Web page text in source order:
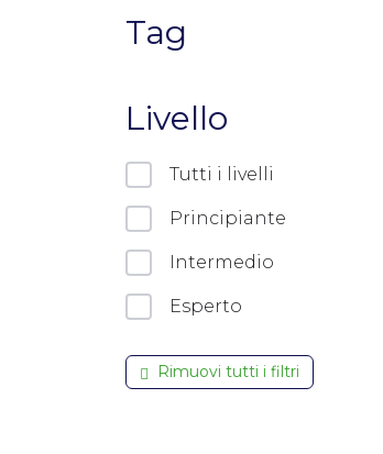
Tag
Livello
Tutti i livelli
Principiante
Intermedio
Esperto
Rimuovi tutti i filtri